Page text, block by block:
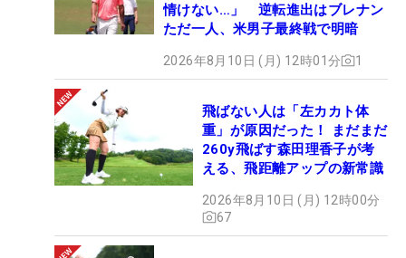
情けない…」 逆転進出はブレナン
ただ一人、米男子最終戦で明暗
2026年8月10日 (月) 12時01分 1
飛ばない人は「左カカト体
重」が原因だった！ まだまだ
260y飛ばす森田理香子が考
える、飛距離アップの新常識
2026年8月10日 (月) 12時00分
67